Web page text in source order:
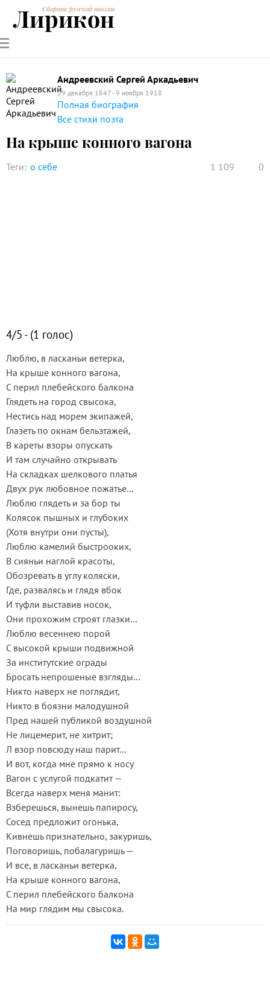
РУССКИЕ
ПОЭТЫ
СОВРЕМЕННИКИЭНЦИКЛОПЕДИЯ
ПОЭЗИИ
Сборник русской поэзии
Лирикон
Андреевский Сергей Аркадьевич
29 декабря 1847 - 9 ноября 1918
Полная биография
Все стихи поэта
На крыше конного вагона
Теги: о себе 1 109 0
4/5 - (1 голос)
Люблю, в ласканьи ветерка,
На крыше конного вагона,
С перил плебейского балкона
Глядеть на город свысока,
Нестись над морем экипажей,
Глазеть по окнам бельэтажей,
В кареты взоры опускать
И там случайно открывать
На складках шелкового платья
Двух рук любовное пожатье…
Люблю глядеть и за бор ты
Колясок пышных и глубоких
(Хотя внутри они пусты),
Люблю камелий быстрооких,
В сияньи наглой красоты,
Обозревать в углу коляски,
Где, развалясь и глядя вбок
И туфли выставив носок,
Они прохожим строят глазки…
Люблю весеннею порой
С высокой крыши подвижной
За институтские ограды
Бросать непрошеные взгляды…
Никто наверх не поглядит,
Никто в боязни малодушной
Пред нашей публикой воздушной
Не лицемерит, не хитрит;
Л взор повсюду наш парит…
И вот, когда мне прямо к носу
Вагон с услугой подкатит —
Всегда наверх меня манит:
Взберешься, вынешь папиросу,
Сосед предложит огонька,
Кивнешь признательно, закуришь,
Поговоришь, побалагуришь —
И все, в ласканьи ветерка,
На крыше конного вагона,
С перил плебейского балкона
На мир глядим мы свысока.